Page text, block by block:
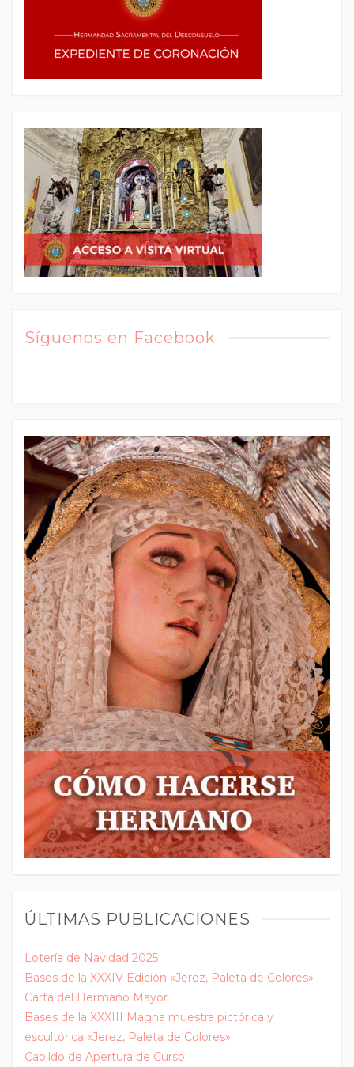
Síguenos en Facebook
ÚLTIMAS PUBLICACIONES
Lotería de Navidad 2025
Bases de la XXXIV Edición «Jerez, Paleta de Colores»
Carta del Hermano Mayor
Bases de la XXXIII Magna muestra pictórica y
escultórica «Jerez, Paleta de Colores»
Cabildo de Apertura de Curso